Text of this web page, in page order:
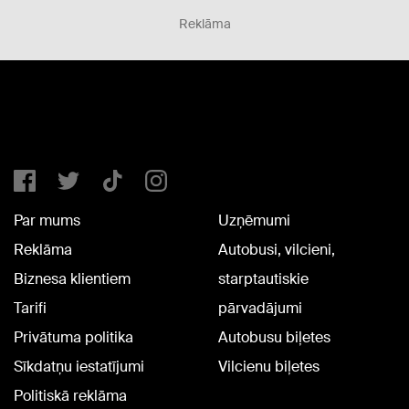
Reklāma
Par mums
Reklāma
Biznesa klientiem
Tarifi
Privātuma politika
Sīkdatņu iestatījumi
Politiskā reklāma
Uzņēmumi
Autobusi, vilcieni,
starptautiskie
pārvadājumi
Autobusu biļetes
Vilcienu biļetes